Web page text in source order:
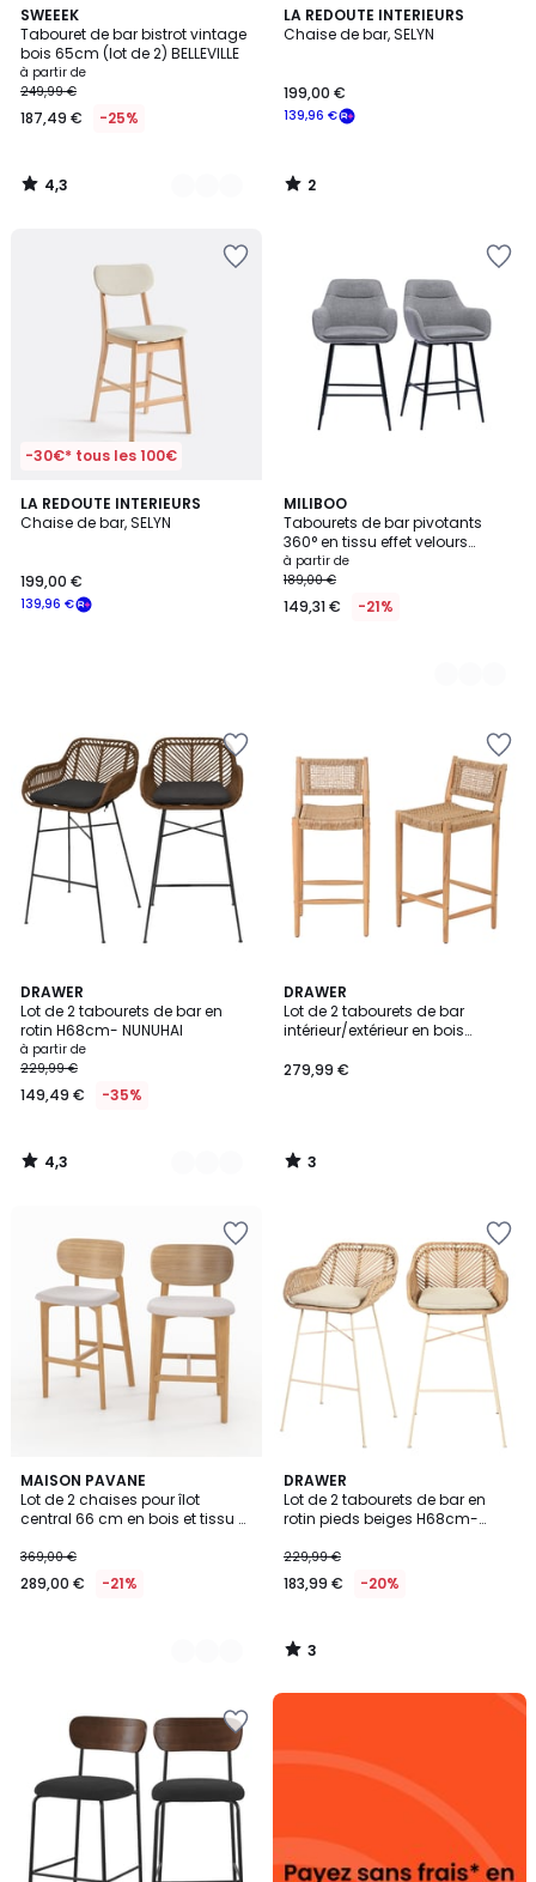
SWEEEK
Tabouret de bar bistrot vintage
bois 65cm (lot de 2) BELLEVILLE
à partir de
249,99 €
187,49 € -25%
4,3
/ 5
2
Couleurs
4,3
/
LA REDOUTE INTERIEURS
Chaise de bar, SELYN
139,96 €
199,00 €
2
/
2
/
-30€* tous les 100€
LA REDOUTE INTERIEURS
Chaise de bar, SELYN
139,96 €
199,00 €
MILIBOO
Tabourets de bar pivotants
360° en tissu effet velours
texturé terre brûlée et métal
H65.5 cm (lot de 2) ALESS
à partir de
189,00 €
149,31 € -21%
3
Couleurs
DRAWER
Lot de 2 tabourets de bar en
rotin H68cm- NUNUHAI
à partir de
229,99 €
149,49 € -35%
4,3
/ 5
2
Couleurs
4,3
/
DRAWER
Lot de 2 tabourets de bar
intérieur/extérieur en bois
H65cm- NURI
279,99 €
3
/
5
3
/
MAISON PAVANE
Lot de 2 chaises pour îlot
central 66 cm en bois et tissu -
369,00 €
289,00 € -21%
2
Couleurs
DRAWER
Lot de 2 tabourets de bar en
rotin pieds beiges H68cm-
229,99 €
183,99 € -20%
3
/
5
3
/
Alma
sans